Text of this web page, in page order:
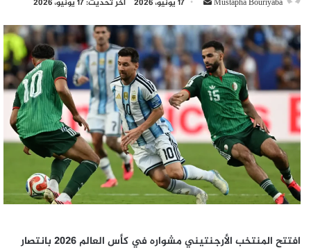
Mustapha Bouriyaba
إلكترونيا
17 يونيو، 2026 آخر تحديث: 17 يونيو، 2026
افتتح المنتخب الأرجنتيني مشواره في كأس العالم 2026 بانتصار